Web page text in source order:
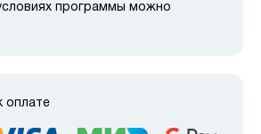
программы можно
оплате